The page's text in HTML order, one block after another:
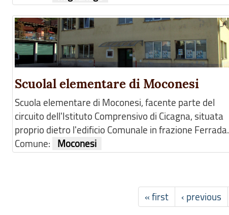
Scuolal elementare di Moconesi
Scuola elementare di Moconesi, facente parte del
circuito dell'Istituto Comprensivo di Cicagna, situata
proprio dietro l'edificio Comunale in frazione Ferrada.
Comune:
Moconesi
« first ‹ previous